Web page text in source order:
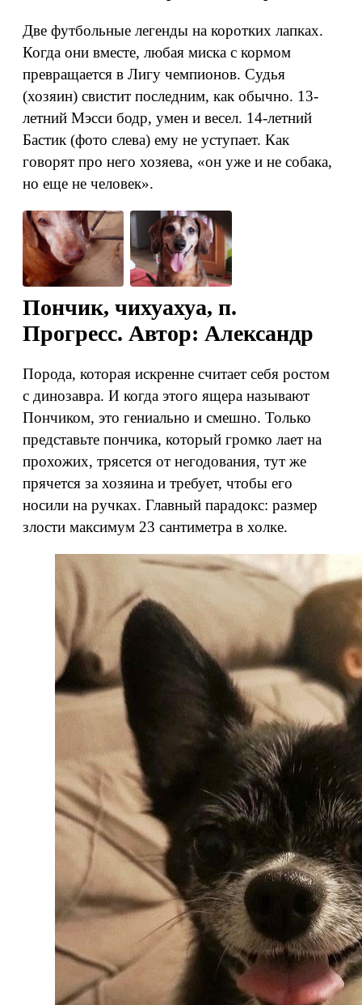
Две футбольные легенды на коротких лапках.
Когда они вместе, любая миска с кормом
превращается в Лигу чемпионов. Судья
(хозяин) свистит последним, как обычно. 13-
летний Мэсси бодр, умен и весел. 14-летний
Бастик (фото слева) ему не уступает. Как
говорят про него хозяева, «он уже и не собака,
но еще не человек».
Пончик, чихуахуа, п.
Прогресс. Автор: Александр
Порода, которая искренне считает себя ростом
с динозавра. И когда этого ящера называют
Пончиком, это гениально и смешно. Только
представьте пончика, который громко лает на
прохожих, трясется от негодования, тут же
прячется за хозяина и требует, чтобы его
носили на ручках. Главный парадокс: размер
злости максимум 23 сантиметра в холке.